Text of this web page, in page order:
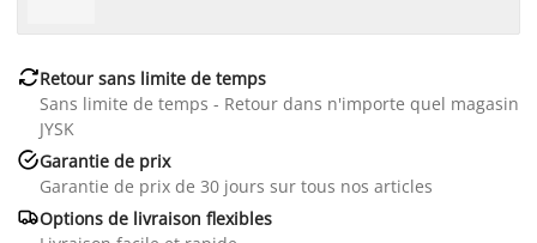
Retour sans limite de temps
Sans limite de temps - Retour dans n'importe quel magasin
JYSK
Garantie de prix
Garantie de prix de 30 jours sur tous nos articles
Options de livraison flexibles